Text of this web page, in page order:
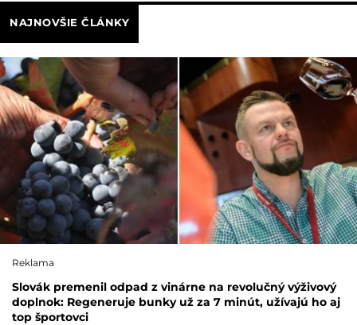
NAJNOVŠIE ČLÁNKY
Reklama
Slovák premenil odpad z vinárne na revolučný výživový
doplnok: Regeneruje bunky už za 7 minút, užívajú ho aj
top športovci